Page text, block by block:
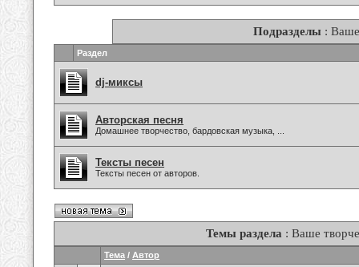
Подразделы :
Раздел
dj-миксы
Авторская песня
Домашнее творчество, бардовская музыка, ...
Тексты песен
Тексты песен от авторов.
Темы раздела : Ваше
Тема / Автор